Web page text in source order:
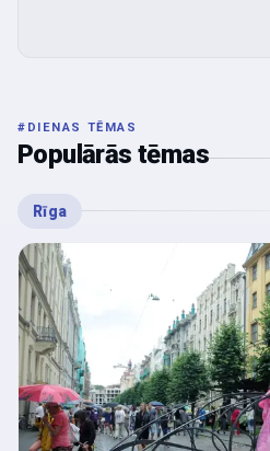
# DIENAS TĒMAS
Populārās tēmas
Rīga